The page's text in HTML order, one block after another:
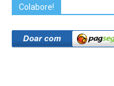
Colabore!